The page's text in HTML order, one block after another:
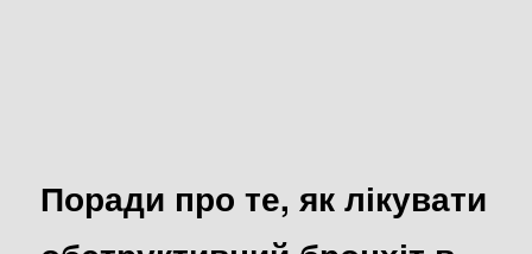
Поради про те, як лікувати